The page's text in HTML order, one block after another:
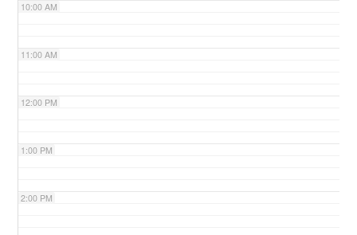
10:00 AM
11:00 AM
12:00 PM
1:00 PM
2:00 PM